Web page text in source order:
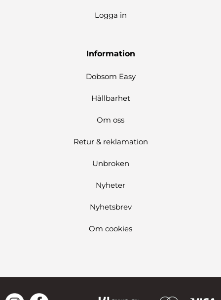
Logga in
Information
Dobsom Easy
Hållbarhet
Om oss
Retur & reklamation
Unbroken
Nyheter
Nyhetsbrev
Om cookies